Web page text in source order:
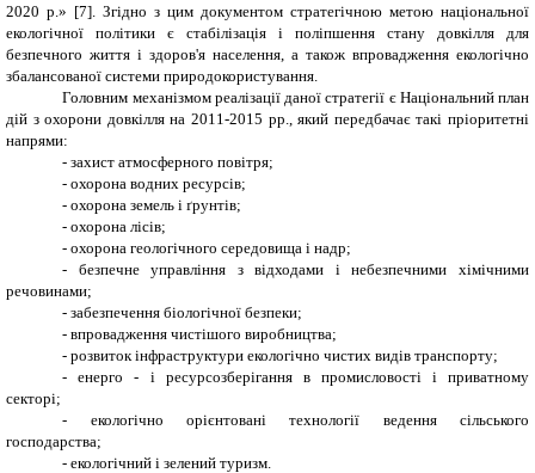
2020 р.» [7]. Згідно з цим документом стратегічною метою національної
екологічної політики є стабілізація і поліпшення стану довкілля для
безпечного життя і здоров'я населення, а також впровадження екологічно
збалансованої системи природокористування.
Головним механізмом реалізації даної стратегії є Національний план
дій з охорони довкілля на 2011-2015 рр., який передбачає такі пріоритетні
напрями:
- захист атмосферного повітря;
- охорона водних ресурсів;
- охорона земель і ґрунтів;
- охорона лісів;
- охорона геологічного середовища і надр;
-
безпечне управління з відходами і небезпечними хімічними
речовинами;
- забезпечення біологічної безпеки;
- впровадження чистішого виробництва;
- розвиток інфраструктури екологічно чистих видів транспорту;
-
енерго - і ресурсозберігання в промисловості і приватному
секторі;
-
екологічно орієнтовані технології ведення сільського
господарства;
- екологічний і зелений туризм.